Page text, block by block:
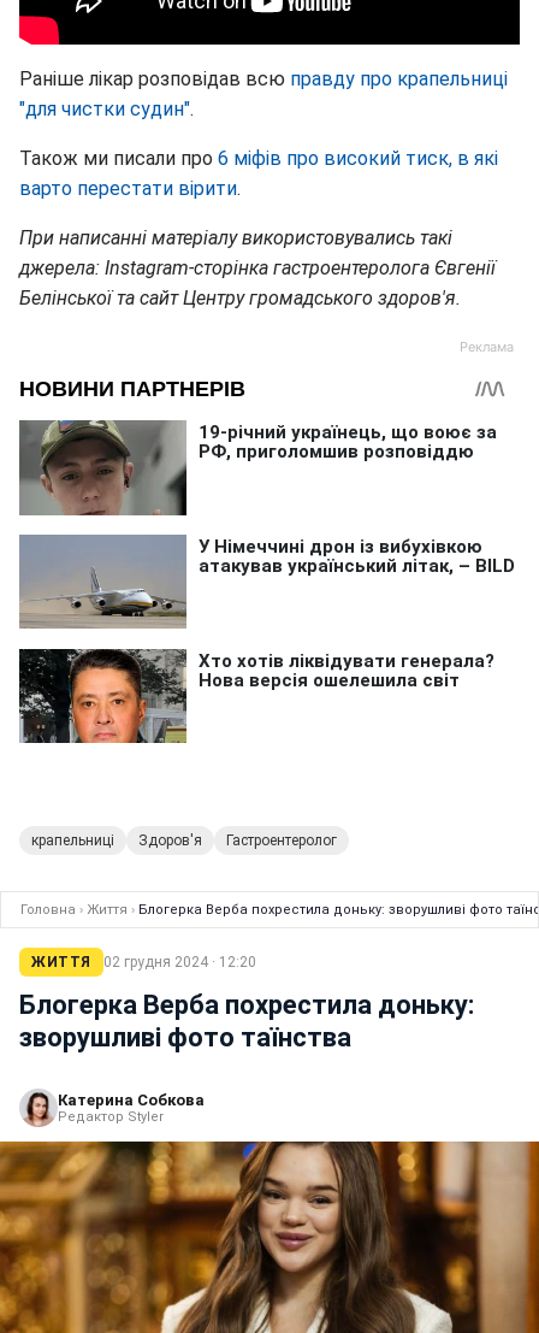
Раніше лікар розповідав всю правду про крапельниці
"для чистки судин".
Також ми писали про 6 міфів про високий тиск, в які
варто перестати вірити.
При написанні матеріалу використовувались такі
джерела: Instagram-сторінка гастроентеролога Євгенії
Белінської та сайт Центру громадського здоров'я.
крапельниці Здоров'я Гастроентеролог
Головна › Життя › Блогерка Верба похрестила доньку: зворушливі фото
ЖИТТЯ 02 грудня 2024 · 12:20
Блогерка Верба похрестила доньку:
зворушливі фото таїнства
Катерина Собкова
Редактор Styler